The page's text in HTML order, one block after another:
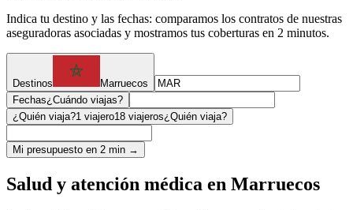
Indica tu destino y las fechas: comparamos los contratos de nuestras
aseguradoras asociadas y mostramos tus coberturas en 2 minutos.
Destinos
Marruecos
Fechas¿Cuándo viajas?
¿Quién viaja?1 viajero18 viajeros¿Quién viaja?
Mi presupuesto en 2 min →
Salud y atención médica en Marruecos